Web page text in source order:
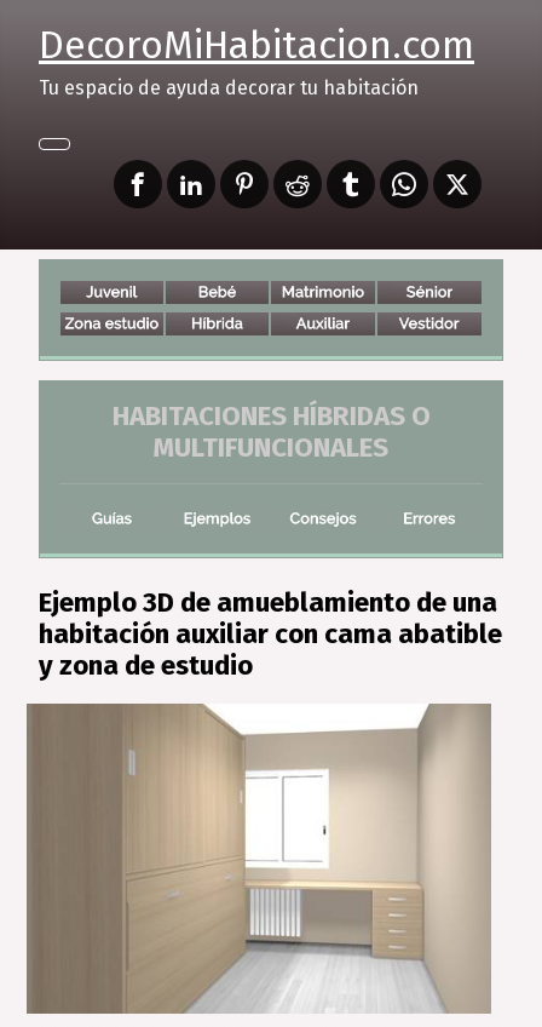
DecoroMiHabitacion.com
Tu espacio de ayuda decorar tu habitación
HABITACIONES HÍBRIDAS O
MULTIFUNCIONALES
Ejemplo 3D de amueblamiento de una
habitación auxiliar con cama abatible
y zona de estudio